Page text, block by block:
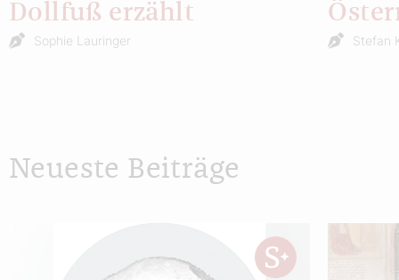
Dollfuß erzählt
Sophie Lauringer Stefan
Neueste Beiträge